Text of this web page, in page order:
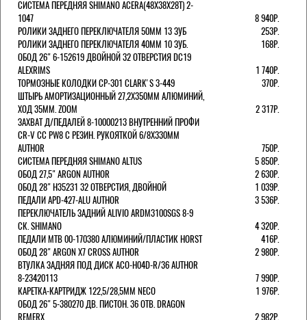
СИСТЕМА ПЕРЕДНЯЯ SHIMANO ACERA(48Х38Х28Т) 2-
1047
8 940Р.
РОЛИКИ ЗАДНЕГО ПЕРЕКЛЮЧАТЕЛЯ 50ММ 13 ЗУБ
253Р.
РОЛИКИ ЗАДНЕГО ПЕРЕКЛЮЧАТЕЛЯ 40ММ 10 ЗУБ.
168Р.
ОБОД 26" 6-152619 ДВОЙНОЙ 32 ОТВЕРСТИЯ DC19
ALEXRIMS
1 740Р.
ТОРМОЗНЫЕ КОЛОДКИ CP-301 CLARK'S 3-449
370Р.
ШТЫРЬ АМОРТИЗАЦИОННЫЙ 27,2Х350ММ АЛЮМИНИЙ,
ХОД 35ММ. ZOOM
2 317Р.
ЗАХВАТ Д/ПЕДАЛЕЙ 8-10000213 ВНУТРЕННИЙ ПРОФИ
CR-V CC PW8 С РЕЗИН. РУКОЯТКОЙ 6/8X330ММ
AUTHOR
750Р.
СИСТЕМА ПЕРЕДНЯЯ SHIMANO ALTUS
5 850Р.
ОБОД 27,5" ARGON AUTHOR
2 630Р.
ОБОД 28" H35231 32 ОТВЕРСТИЯ, ДВОЙНОЙ
1 039Р.
ПЕДАЛИ APD-427-ALU AUTHOR
3 536Р.
ПЕРЕКЛЮЧАТЕЛЬ ЗАДНИЙ ALIVIO ARDM3100SGS 8-9
СК. SHIMANO
4 320Р.
ПЕДАЛИ MTB 00-170380 АЛЮМИНИЙ/ПЛАСТИК HORST
416Р.
ОБОД 28" ARGON X7 CROSS AUTHOR
2 980Р.
ВТУЛКА ЗАДНЯЯ ПОД ДИСК ACO-H04D-R/36 AUTHOR
8-23420113
7 990Р.
КАРЕТКА-КАРТРИДЖ 122,5/28,5ММ NECO
1 976Р.
ОБОД 26" 5-380270 ДВ. ПИСТОН. 36 ОТВ. DRAGON
REMERX
2 982Р.